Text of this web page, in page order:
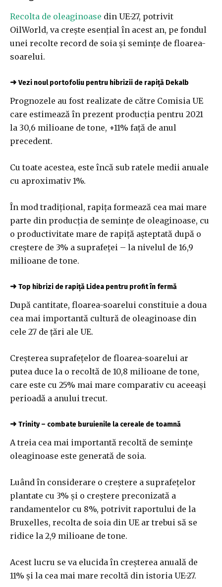
Recolta de oleaginoase din UE-27, potrivit
OilWorld, va crește esențial în acest an, pe fondul
unei recolte record de soia și semințe de floarea-
soarelui.
➜ Vezi noul portofoliu pentru hibrizii de rapiță Dekalb
Prognozele au fost realizate de către Comisia UE
care estimează în prezent producția pentru 2021
la 30,6 milioane de tone, +11% față de anul
precedent.
Cu toate acestea, este încă sub ratele medii anuale
cu aproximativ 1%.
În mod tradițional, rapița formează cea mai mare
parte din producția de semințe de oleaginoase, cu
o productivitate mare de rapiță așteptată după o
creștere de 3% a suprafeței – la nivelul de 16,9
milioane de tone.
➜ Top hibrizi de rapiță Lidea pentru profit în fermă
După cantitate, floarea-soarelui constituie a doua
cea mai importantă cultură de oleaginoase din
cele 27 de țări ale UE.
Creșterea suprafețelor de floarea-soarelui ar
putea duce la o recoltă de 10,8 milioane de tone,
care este cu 25% mai mare comparativ cu aceeași
perioadă a anului trecut.
➜ Trinity – combate buruienile la cereale de toamnă
A treia cea mai importantă recoltă de semințe
oleaginoase este generată de soia.
Luând în considerare o creștere a suprafețelor
plantate cu 3% și o creștere preconizată a
randamentelor cu 8%, potrivit raportului de la
Bruxelles, recolta de soia din UE ar trebui să se
ridice la 2,9 milioane de tone.
Acest lucru se va elucida în creșterea anuală de
11% și la cea mai mare recoltă din istoria UE-27.